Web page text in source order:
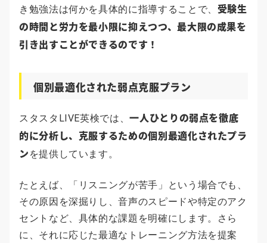
き勉強法は何かを具体的に指導することで、 受験生
の時間と労力を最小限に抑えつつ、最大限の成果を
引き出すことができるのです！
個別最適化された弱点克服プラン
スタスタLIVE英検では、一人ひとりの弱点を徹底
的に分析し、克服するための個別最適化されたプラ
ン を提供しています。
たとえば、「リスニングが苦手」という場合でも、
その原因を深掘りし、音声のスピードや特定のアク
セントなど、具体的な課題を明確にします。さら
に、それに応じた最適なトレーニング方法を提案